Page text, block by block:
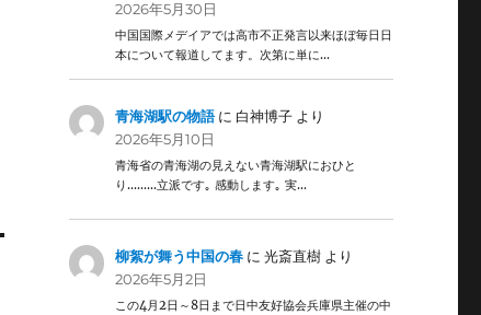
2026年5月30日
中国国際メデイアでは高市不正発言以来ほぼ毎日日
本について報道してます。次第に単に…
青海湖駅の物語に 白神博子 より
2026年5月10日
青海省の青海湖の見えない青海湖駅におひと
り………立派です｡ 感動します｡ 実…
柳絮が舞う中国の春 に光斎直樹 より
2026年5月2日
この4月2日～8日まで日中友好協会兵庫県主催の中